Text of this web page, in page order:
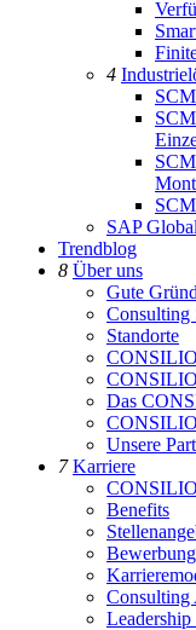
4
SAP
Trendblog
8 Über uns
Gute
Consulting
Standorte
Das
Unsere
7Karriere
Benefits
Consulting
Leadership